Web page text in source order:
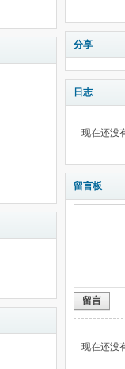
分享
日志
现在还没
留言板
留言
现在还没